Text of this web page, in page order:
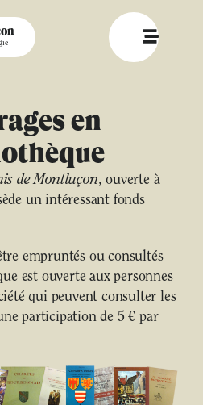
en
de Montluçon, ouverte à
un intéressant fonds
empruntés ou consultés
est ouverte aux personnes
qui peuvent consulter les
participation de 5 € par